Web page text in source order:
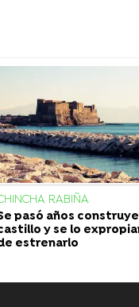
RABIÑA
pasó años
y se lo
estrenarlo